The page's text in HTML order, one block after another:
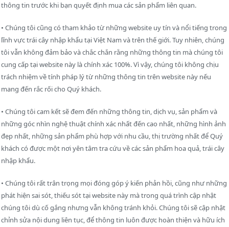
thông tin trước khi bạn quyết định mua các sản phẩm liên quan.
• Chúng tôi cũng có tham khảo từ những website uy tín và nổi tiếng trong
lĩnh vực trái cây nhập khẩu tại Việt Nam và trên thế giới.Tuy nhiên, chúng
tôi vẫn không đảm bảo và chắc chắn rằng những thông tin mà chúng tôi
cung cấp tại website này là chính xác 100%. Vì vậy, chúng tôi không chịu
trách nhiệm về tính pháp lý từ những thông tin trên website này nếu
mang đến rắc rối cho Quý khách.
• Chúng tôi cam kết sẽ đem đến những thông tin, dịch vụ, sản phẩm và
những góc nhìn nghệ thuật chính xác nhất đến cao nhất, những hình ảnh
đẹp nhất, những sản phẩm phù hợp với nhu cầu, thị trường nhất để Quý
khách có được một nơi yên tâm tra cứu về các sản phẩm hoa quả, trái cây
nhập khẩu.
• Chúng tôi rất trân trọng mọi đóng góp ý kiến phản hồi, cũng như những
phát hiện sai sót, thiếu sót tại website này mà trong quá trình cập nhật
chúng tôi dù cố gắng nhưng vẫn không tránh khỏi. Chúng tôi sẽ cập nhật
chỉnh sửa nội dung liên tục, để thông tin luôn được hoàn thiện và hữu ích